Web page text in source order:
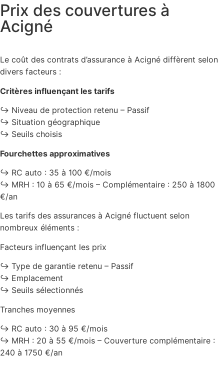
Prix des couvertures à
Acigné
Le coût des contrats d’assurance à Acigné diffèrent selon
divers facteurs :
Critères influençant les tarifs
↪️ Niveau de protection retenu – Passif
↪️ Situation géographique
↪️ Seuils choisis
Fourchettes approximatives
↪️ RC auto : 35 à 100 €/mois
↪️ MRH : 10 à 65 €/mois – Complémentaire : 250 à 1800
€/an
Les tarifs des assurances à Acigné fluctuent selon
nombreux éléments :
Facteurs influençant les prix
↪️ Type de garantie retenu – Passif
↪️ Emplacement
↪️ Seuils sélectionnés
Tranches moyennes
↪️ RC auto : 30 à 95 €/mois
↪️ MRH : 20 à 55 €/mois – Couverture complémentaire :
240 à 1750 €/an